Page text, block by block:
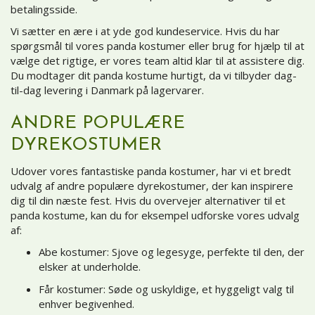
betalingsside.
Vi sætter en ære i at yde god kundeservice. Hvis du har
spørgsmål til vores panda kostumer eller brug for hjælp til at
vælge det rigtige, er vores team altid klar til at assistere dig.
Du modtager dit panda kostume hurtigt, da vi tilbyder dag-
til-dag levering i Danmark på lagervarer.
ANDRE POPULÆRE
DYREKOSTUMER
Udover vores fantastiske panda kostumer, har vi et bredt
udvalg af andre populære dyrekostumer, der kan inspirere
dig til din næste fest. Hvis du overvejer alternativer til et
panda kostume, kan du for eksempel udforske vores udvalg
af:
Abe kostumer: Sjove og legesyge, perfekte til den, der
elsker at underholde.
Får kostumer: Søde og uskyldige, et hyggeligt valg til
enhver begivenhed.